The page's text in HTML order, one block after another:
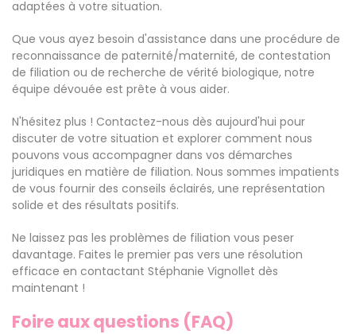
adaptées à votre situation.
Que vous ayez besoin d'assistance dans une procédure de
reconnaissance de paternité/maternité, de contestation
de filiation ou de recherche de vérité biologique, notre
équipe dévouée est prête à vous aider.
N'hésitez plus ! Contactez-nous dès aujourd'hui pour
discuter de votre situation et explorer comment nous
pouvons vous accompagner dans vos démarches
juridiques en matière de filiation. Nous sommes impatients
de vous fournir des conseils éclairés, une représentation
solide et des résultats positifs.
Ne laissez pas les problèmes de filiation vous peser
davantage. Faites le premier pas vers une résolution
efficace en contactant Stéphanie Vignollet dès
maintenant !
Foire aux questions (FAQ)